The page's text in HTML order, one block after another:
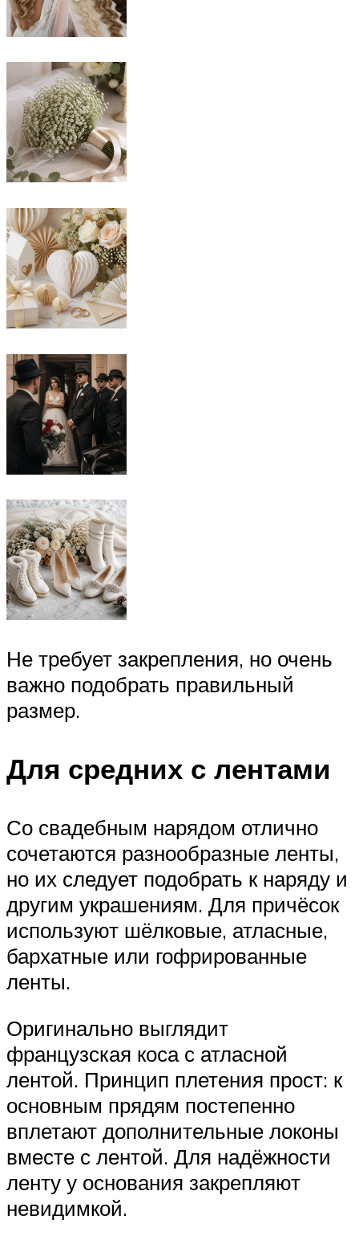
Не требует закрепления, но очень
важно подобрать правильный
размер.
Для средних с лентами
Со свадебным нарядом отлично
сочетаются разнообразные ленты,
но их следует подобрать к наряду и
другим украшениям. Для причёсок
используют шёлковые, атласные,
бархатные или гофрированные
ленты.
Оригинально выглядит
французская коса с атласной
лентой. Принцип плетения прост: к
основным прядям постепенно
вплетают дополнительные локоны
вместе с лентой. Для надёжности
ленту у основания закрепляют
невидимкой.